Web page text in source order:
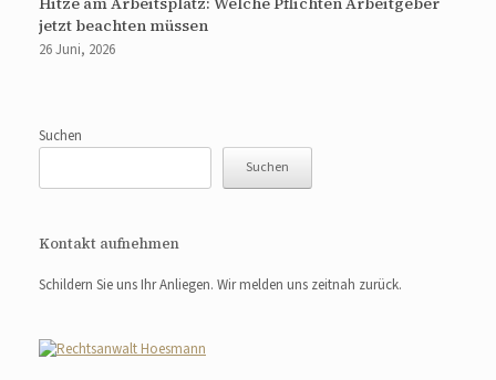
jetzt beachten müssen
26 Juni, 2026
Suchen
Suchen
Kontakt aufnehmen
Schildern Sie uns Ihr Anliegen. Wir melden uns zeitnah zurück.